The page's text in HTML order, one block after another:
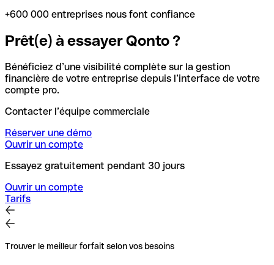
+600 000 entreprises nous font confiance
Prêt(e) à essayer Qonto ?
Bénéficiez d’une visibilité complète sur la gestion
financière de votre entreprise depuis l’interface de votre
compte pro.
Contacter l’équipe commerciale
Réserver une démo
Ouvrir un compte
Essayez gratuitement pendant 30 jours
Ouvrir un compte
Tarifs
Trouver le meilleur forfait selon vos besoins